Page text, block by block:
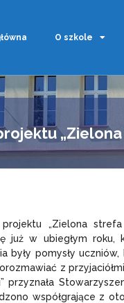
narzędzi
O szkole
„Zielona
już w ubiegłym
były pomysły
z
przyznała
współgrające z